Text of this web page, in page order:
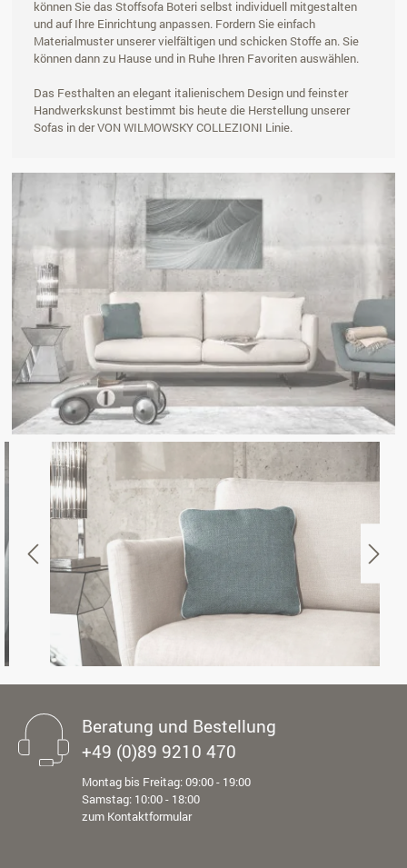
können Sie das Stoffsofa Boteri selbst individuell mitgestalten
und auf Ihre Einrichtung anpassen. Fordern Sie einfach
Materialmuster unserer vielfältigen und schicken Stoffe an. Sie
können dann zu Hause und in Ruhe Ihren Favoriten auswählen.
Das Festhalten an elegant italienischem Design und feinster
Handwerkskunst bestimmt bis heute die Herstellung unserer
Sofas in der VON WILMOWSKY COLLEZIONI Linie.
Beratung und Bestellung
+49 (0)89 9210 470
Montag bis Freitag: 09:00 - 19:00
Samstag: 10:00 - 18:00
zum Kontaktformular